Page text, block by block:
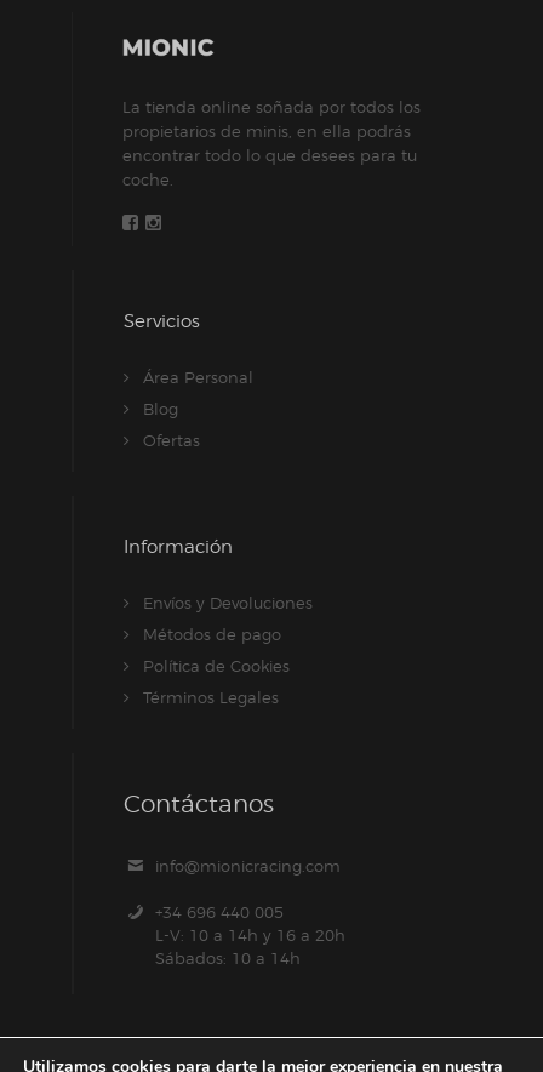
La tienda online soñada por todos los
propietarios de minis, en ella podrás
encontrar todo lo que desees para tu
coche.
Servicios
Área Personal
Blog
Ofertas
Información
Envíos y Devoluciones
Métodos de pago
Política de Cookies
Términos Legales
Contáctanos
info@mionicracing.com
+34 696 440 005
L-V: 10 a 14h y 16 a 20h
Sábados: 10 a 14h
Utilizamos cookies para darte la mejor experiencia en nuestra